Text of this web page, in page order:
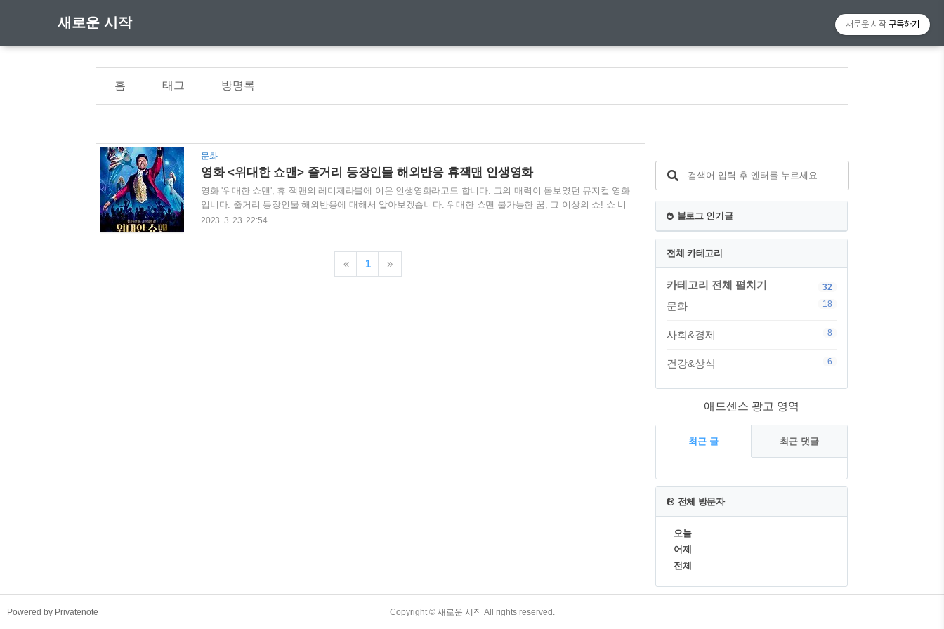
새로운 시작
홈 태그 방명록
문화
영화 <위대한 쇼맨> 줄거리 등장인물 해외반응 휴잭맨 인생영화
영화 '위대한 쇼맨', 휴 잭맨의 레미제라블에 이은 인생영화라고도 합니다. 그의 매력이 돋보였던 뮤지컬 영화
입니다. 줄거리 등장인물 해외반응에 대해서 알아보겠습니다. 위대한 쇼맨 불가능한 꿈, 그 이상의 쇼! 쇼 비
즈니스의 창시자이자, 꿈의 무대로 전세계를 매료시킨 남자 ‘바넘’의 이야기에서 영감을 받아 탄생한 오리지
더욱 풍성해진 비주얼과 스토리, 음악까지 선보일 은 ‘우리는 누구나 특별하다’는 메시지로 관객들에게 재미
는 물론, 감동까지 선사할 것이다. THIS IS ME! 우리는 누구나 특별하..
2023. 3. 23. 22:54
« 1 »
블로그 인기글
전체 카테고리
카테고리 전체 펼치기 32
문화 18
사회&경제 8
건강&상식 6
애드센스 광고 영역
최근 글 최근 댓글
최
근
글
전체 방문자
오늘
어제
전체
Powered by Privatenote Copyright © 새로운 시작All rights reserved.
TistoryWhaleSkin3.4
새로운 시작 구독하기